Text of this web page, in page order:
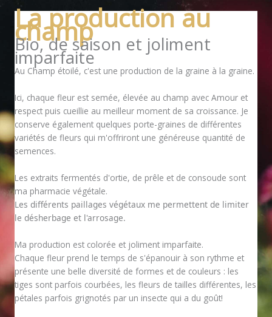
La production au
champ
Bio, de saison et joliment
imparfaite
Au Champ étoilé, c'est une production de la graine à la graine.
Ici, chaque fleur est semée, élevée au champ avec Amour et
respect puis cueillie au meilleur moment de sa croissance. Je
conserve également quelques porte-graines de différentes
variétés de fleurs qui m'offriront une généreuse quantité de
semences.
Les extraits fermentés d'ortie, de prêle et de consoude sont
ma pharmacie végétale.
Les différents paillages végétaux me permettent de limiter
le désherbage et l'arrosage.
Ma production est colorée et joliment imparfaite.
Chaque fleur prend le temps de s'épanouir à son rythme et
présente une belle diversité de formes et de couleurs : les
tiges sont parfois courbées, les fleurs de tailles différentes, les
pétales parfois grignotés par un insecte qui a du goût!